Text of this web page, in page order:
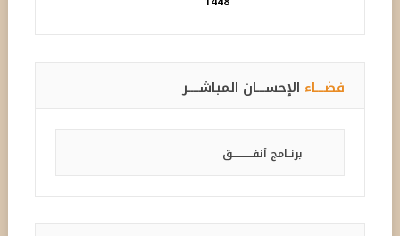
فضـــاء الإحســـان المباشــــر
برنــامج أنفـــــــــــق